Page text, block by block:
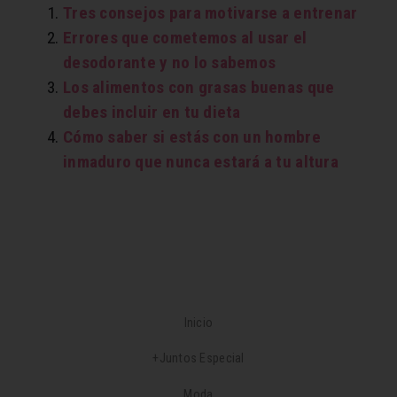
Tres consejos para motivarse a entrenar
Errores que cometemos al usar el
desodorante y no lo sabemos
Los alimentos con grasas buenas que
debes incluir en tu dieta
Cómo saber si estás con un hombre
inmaduro que nunca estará a tu altura
Inicio
+Juntos Especial